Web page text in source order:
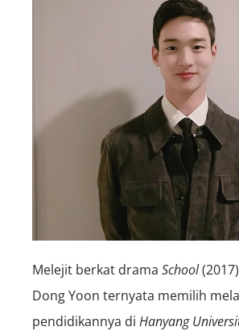
Melejit berkat drama School
Dong Yoon ternyata memilih
pendidikannya di Hanyang